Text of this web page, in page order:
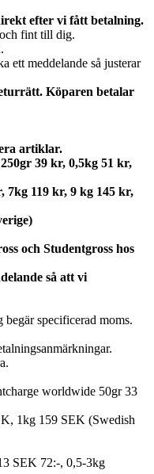
efter vi fått betalning.
fint till dig.
ett meddelande så justerar
Köparen betalar
artiklar.
39 kr, 0,5kg 51 kr,
7kg 119 kr, 9 kg 145 kr,
och Studentgross hos
så att vi
specificerad moms.
worldwide 50gr 33
1kg 159 SEK (Swedish
SEK 72:-, 0,5-3kg